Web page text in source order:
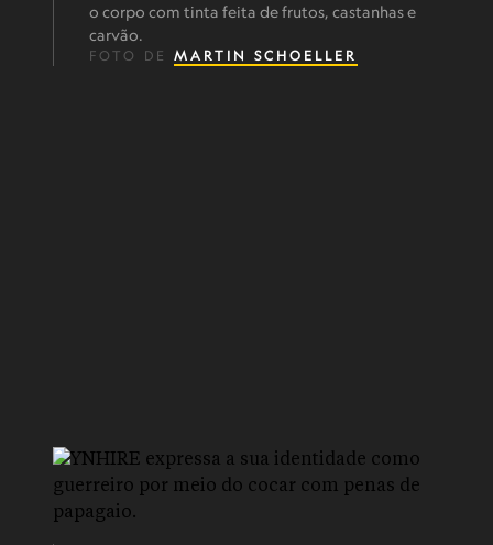
o corpo com tinta feita de frutos, castanhas e
carvão.
FOTO DE MARTIN SCHOELLER